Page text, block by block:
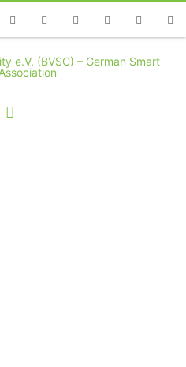
FacebookTwitterYoutubeInstagramLinkedin